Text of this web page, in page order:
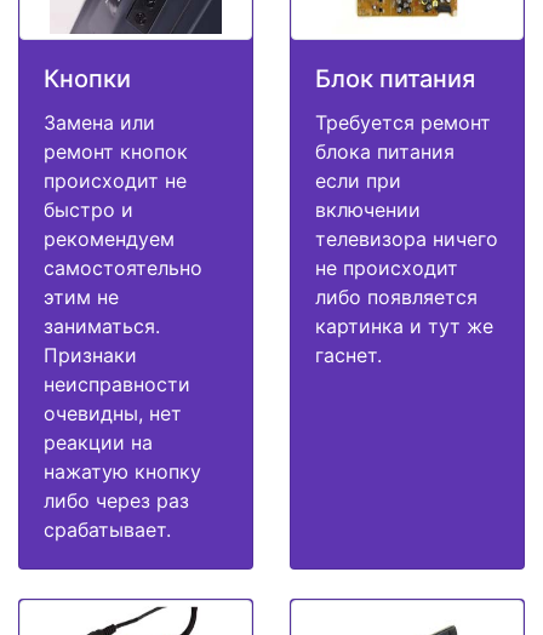
Кнопки
Замена или
ремонт кнопок
происходит не
быстро и
рекомендуем
самостоятельно
этим не
заниматься.
Признаки
неисправности
очевидны, нет
реакции на
нажатую кнопку
либо через раз
срабатывает.
Блок питания
Требуется ремонт
блока питания
если при
включении
телевизора ничего
не происходит
либо появляется
картинка и тут же
гаснет.